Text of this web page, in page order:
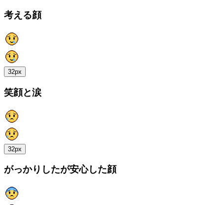
考える顔
32px
笑顔と涙
32px
がっかりしたが安心した顔